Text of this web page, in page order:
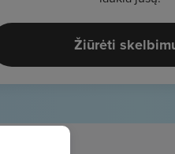
Žiūrėti